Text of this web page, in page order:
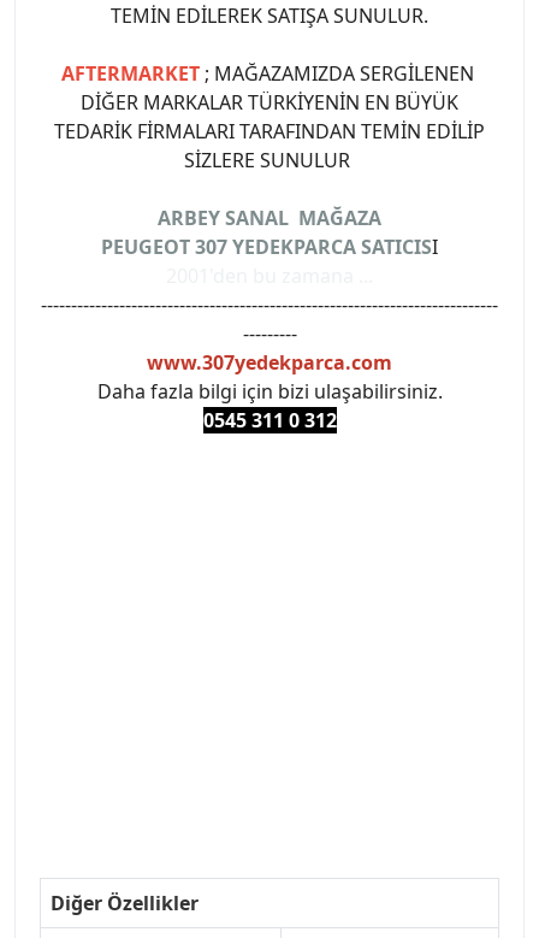
TEMİN EDİLEREK SATIŞA SUNULUR.
AFTERMARKET ; MAĞAZAMIZDA SERGİLENEN
DİĞER MARKALAR TÜRKİYENİN EN BÜYÜK
TEDARİK FİRMALARI TARAFINDAN TEMİN EDİLİP
SİZLERE SUNULUR
ARBEY SANAL MAĞAZA
PEUGEOT 307 YEDEKPARCA SATICISI
----------------------------------------------------------------------------
---------
www.307yedekparca.com
Daha fazla bilgi için bizi ulaşabilirsiniz.
0545 311 0 312
Diğer Özellikler